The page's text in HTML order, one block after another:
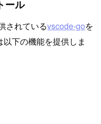
ール
されているvscode-goを
下の機能を提供しま